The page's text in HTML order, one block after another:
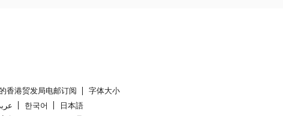
香港贸发局电邮订阅
字体大小
한국어
日本語